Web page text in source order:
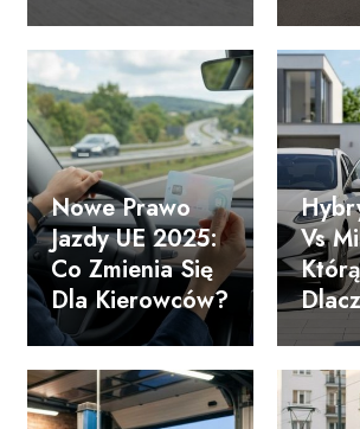
Nowe Prawo
Jazdy UE 2025:
Co Zmienia Się
Dla Kierowców?
Vs